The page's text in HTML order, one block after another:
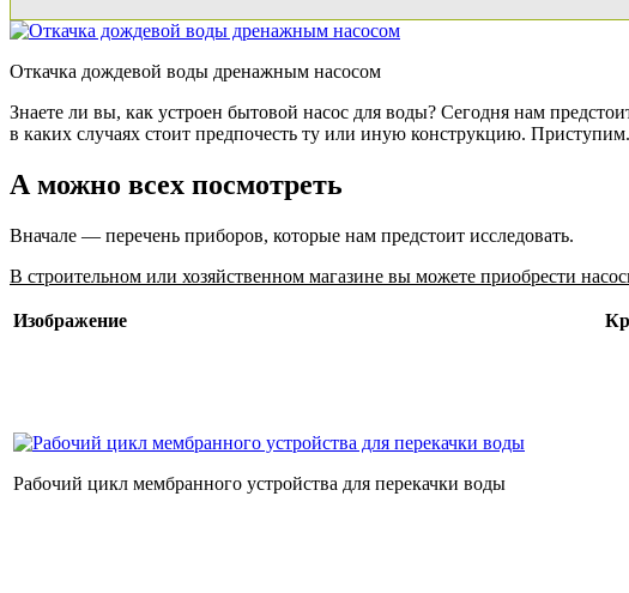
Откачка дождевой воды дренажным насосом
Знаете ли вы, как устроен бытовой насос для воды? Сегодня нам
в каких случаях стоит предпочесть ту или иную конструкцию. Приступим.
А можно всех посмотреть
Вначале — перечень приборов, которые нам предстоит исследовать.
В строительном или хозяйственном магазине вы можете приобрести
Изображение
Рабочий цикл мембранного устройства для перекачки воды